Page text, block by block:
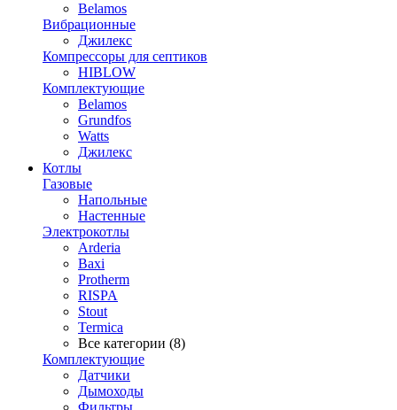
Belamos
Вибрационные
Джилекс
Компрессоры для септиков
HIBLOW
Комплектующие
Belamos
Grundfos
Watts
Джилекс
Котлы
Газовые
Напольные
Настенные
Электрокотлы
Arderia
Baxi
Protherm
RISPA
Stout
Termica
Все категории (8)
Комплектующие
Датчики
Дымоходы
Фильтры